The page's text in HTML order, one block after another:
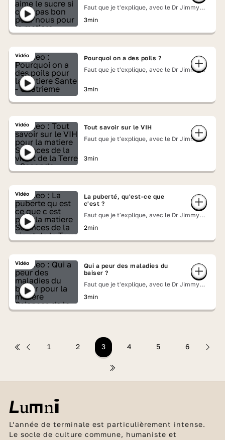
Faut que je t'explique, avec le Dr Jimmy
3min
Vidéo
Pourquoi on a des poils ?
Faut que je t'explique, avec le Dr Jimmy
3min
Vidéo
Tout savoir sur le VIH
Faut que je t'explique, avec le Dr Jimmy
3min
Vidéo
La puberté, qu'est-ce que
c'est ?
Faut que je t'explique, avec le Dr Jimmy
2min
Vidéo
Qui a peur des maladies du
baiser ?
Faut que je t'explique, avec le Dr Jimmy
3min
1 2 3 4 5 6
L’année de terminale est particulièrement intense.
Le socle de culture commune, humaniste et